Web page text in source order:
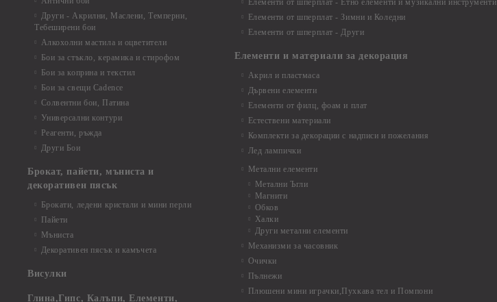
Други - Акрилни, Маслени, Темперни,
Тебеширени бои
Алкохолни мастила и оцветители
Бои за стъкло, керамика и стирофом
Бои за коприна и текстил
Бои за свещи Cadence
Солвентни бои, Патина
Универсални контури
Реагенти, ръжда
Други Бои
Брокат, пайети, мъниста и
декоративен пясък
Брокати, ледени кристали и мини перли
Пайети
Мъниста
Декоративен пясък и камъчета
Висулки
Глина,Гипс, Калъпи, Елементи,
Елементи от шперплат - Етно елементи и музикални инструменти
Елементи от шперплат - Зимни и Коледни
Елементи от шперплат - Други
Елементи и материали за декорация
Акрил и пластмаса
Дървени елементи
Елементи от филц, фоам и плат
Естествени материали
Комплекти за декорации с надписи и пожелания
Лед лампички
Метални елементи
Метални Ъгли
Магнити
Обков
Халки
Други метални елементи
Механизми за часовник
Очички
Пълнежи
Плюшени мини играчки,Пухкава тел и Помпони